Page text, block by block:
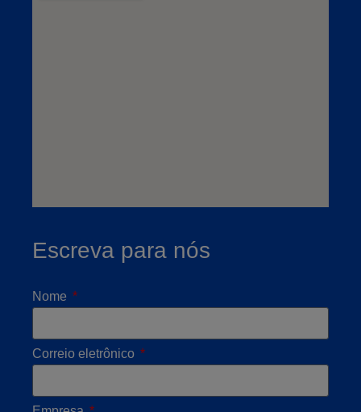
Escreva para nós
Nome
Correio eletrônico